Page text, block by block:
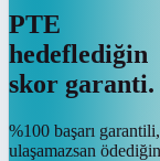
PTE
hedeflediğin
skor garanti.
%100 başarı
ulaşamazsan